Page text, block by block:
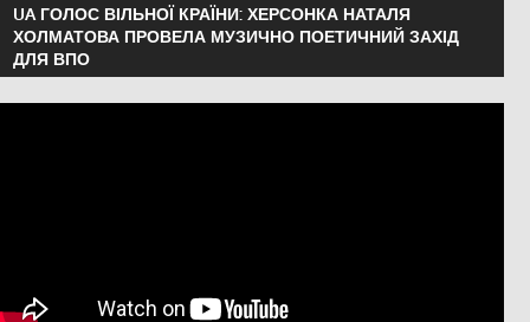
UA ГОЛОС ВІЛЬНОЇ КРАЇНИ: ХЕРСОНКА НАТАЛЯ
ХОЛМАТОВА ПРОВЕЛА МУЗИЧНО ПОЕТИЧНИЙ ЗАХІД
ДЛЯ ВПО